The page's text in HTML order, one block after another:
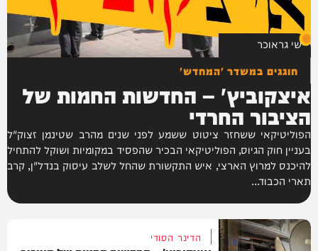
שי גראוכר
חוגגים במשדר 'המחדש'
איצקוביץ' – החדשות החמות של
הציבור החרדי
הפוליטיקאי ששחזר ציטוט ששמע לפני שנים מהרב שטינמן זצוק"ל
בעניין חוק הגיוס, הפוליטיקאי הבכיר שהפסיד במקומיות ושוקל להתחיל
להיכנס למרוץ הארצי, איש התקשורת שהחל לשלב עיסוק בנדל"ן, קרב
תארי הכבוד...
הדינר הסודי